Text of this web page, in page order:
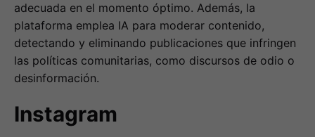
adecuada en el momento óptimo. Además, la
plataforma emplea IA para moderar contenido,
detectando y eliminando publicaciones que infringen
las políticas comunitarias, como discursos de odio o
desinformación.
Instagram